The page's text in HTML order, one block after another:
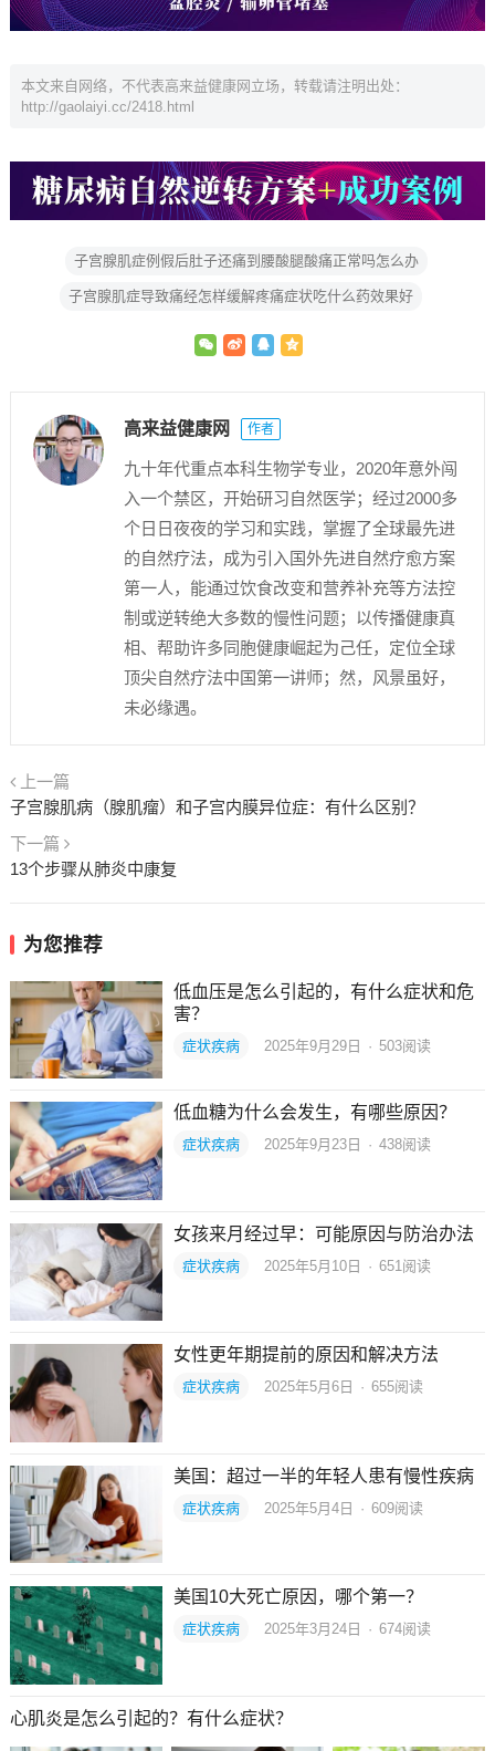
本文来自网络，不代表高来益健康网立场，转载请注明出处：
http://gaolaiyi.cc/2418.html
子宫腺肌症例假后肚子还痛到腰酸腿酸痛正常吗怎么办
子宫腺肌症导致痛经怎样缓解疼痛症状吃什么药效果好
高来益健康网 作者
九十年代重点本科生物学专业，2020年意外闯
入一个禁区，开始研习自然医学；经过2000多
个日日夜夜的学习和实践，掌握了全球最先进
的自然疗法，成为引入国外先进自然疗愈方案
第一人，能通过饮食改变和营养补充等方法控
制或逆转绝大多数的慢性问题；以传播健康真
相、帮助许多同胞健康崛起为己任，定位全球
顶尖自然疗法中国第一讲师；然，风景虽好，
未必缘遇。
上一篇
子宫腺肌病（腺肌瘤）和子宫内膜异位症：有什么区别？
下一篇
13个步骤从肺炎中康复
为您推荐
低血压是怎么引起的，有什么症状和危
害？
症状疾病 2025年9月29日 · 503阅读
低血糖为什么会发生，有哪些原因？
症状疾病 2025年9月23日 · 438阅读
女孩来月经过早：可能原因与防治办法
症状疾病 2025年5月10日 · 651 阅读
女性更年期提前的原因和解决方法
症状疾病 2025年5月6日 · 655阅读
美国：超过一半的年轻人患有慢性疾病
症状疾病 2025年5月4日 · 609阅读
美国10大死亡原因，哪个第一？
症状疾病 2025年3月24日 · 674阅读
心肌炎是怎么引起的？有什么症状？